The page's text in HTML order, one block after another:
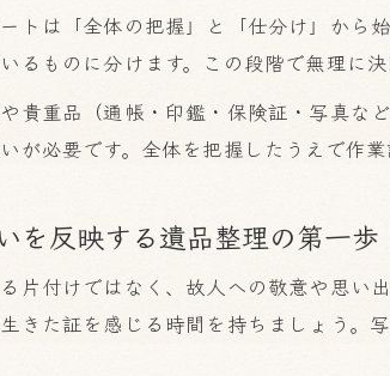
故人
スム
トは「全体の把握」と「仕分け」から
るものに分けます。この段階で無理に
貴重品（通帳・印鑑・保険証・写真な
が必要です。全体を把握したうえで作
を反映する遺品整理の第一歩
片付けではなく、故人への敬意や思い
きた証を感じる時間を持ちましょう。